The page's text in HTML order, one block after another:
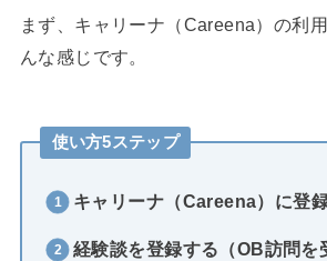
まず、キャリーナ（Careena）の利
んな感じです。
使い方5ステップ
キャリーナ（Careena）に登
経験談を登録する（OB訪問を